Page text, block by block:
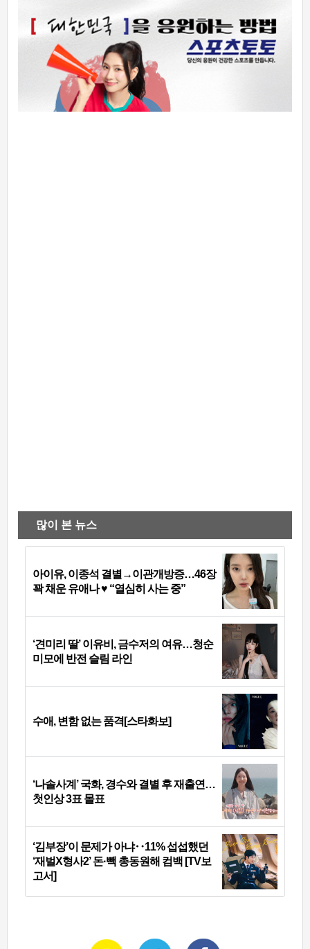
많이 본 뉴스
아이유, 이종석 결별→이관개방증…46장
꽉 채운 유애나 ♥ “열심히 사는 중”
‘견미리 딸’ 이유비, 금수저의 여유…청순
미모에 반전 슬림 라인
수애, 변함 없는 품격[스타화보]
‘나솔사계’ 국화, 경수와 결별 후 재출연…
첫인상 3표 몰표
‘김부장’이 문제가 아냐‥11% 섭섭했던
‘재벌X형사2’ 돈·빽 총동원해 컴백 [TV보
고서]